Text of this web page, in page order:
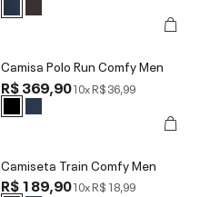
Camisa Polo Run Comfy Men
R$ 369,9010xR$ 36,99
Camiseta Train Comfy Men
R$ 189,9010xR$ 18,99